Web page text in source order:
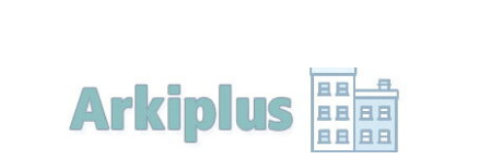
contenido